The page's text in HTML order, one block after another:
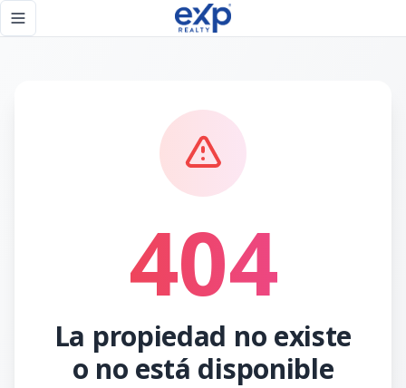
Toggle navigation menu
404
La propiedad no existe
o no está disponible
Página no encontrada - eXp Realty República Dominicana